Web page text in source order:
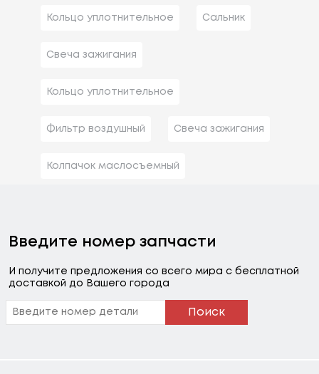
Кольцо уплотнительное Сальник
Свеча зажигания
Кольцо уплотнительное
Фильтр воздушный Свеча зажигания
Колпачок маслосъемный
Введите номер запчасти
И получите предложения со всего мира с бесплатной
доставкой до Вашего города
Поиск